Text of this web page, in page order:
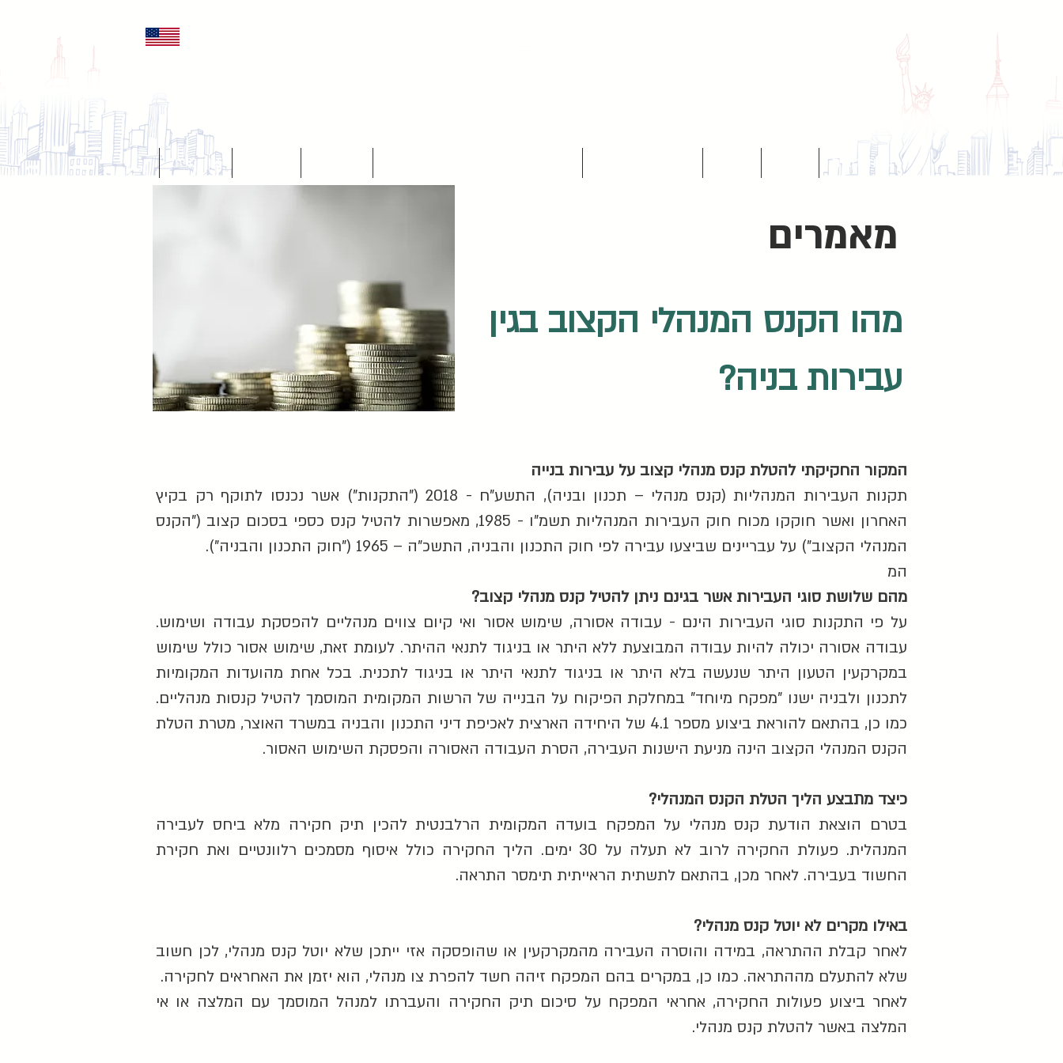
עמוד הבית צור קשר
מאמרים
מהו הקנס המנהלי הקצוב בגין
עבירות בניה?
המקור החקיקתי להטלת קנס מנהלי קצוב על עבירות בנייה
תקנות העבירות המנהליות (קנס מנהלי – תכנון ובניה), התשע"ח - 2018 ("התקנות") אשר נכנסו לתוקף רק בקיץ
האחרון ואשר חוקקו מכוח חוק העבירות המנהליות תשמ"ו - 1985, מאפשרות להטיל קנס כספי בסכום קצוב ("הקנס
המנהלי הקצוב") על עבריינים שביצעו עבירה לפי חוק התכנון והבניה, התשכ"ה – 1965 ("חוק התכנון והבניה").
המ
מהם שלושת סוגי העבירות אשר בגינם ניתן להטיל קנס מנהלי קצוב?
על פי התקנות סוגי העבירות הינם - עבודה אסורה, שימוש אסור ואי קיום צווים מנהליים להפסקת עבודה ושימוש.
עבודה אסורה יכולה להיות עבודה המבוצעת ללא היתר או בניגוד לתנאי ההיתר. לעומת זאת, שימוש אסור כולל שימוש
במקרקעין הטעון היתר שנעשה בלא היתר או בניגוד לתנאי היתר או בניגוד לתכנית. בכל אחת מהועדות המקומיות
לתכנון ולבניה ישנו "מפקח מיוחד" במחלקת הפיקוח על הבנייה של הרשות המקומית המוסמך להטיל קנסות מנהליים.
כמו כן, בהתאם להוראת ביצוע מספר 4.1 של היחידה הארצית לאכיפת דיני התכנון והבניה במשרד האוצר, מטרת הטלת
הקנס המנהלי הקצוב הינה מניעת הישנות העבירה, הסרת העבודה האסורה והפסקת השימוש האסור.
כיצד מתבצע הליך הטלת הקנס המנהלי?
בטרם הוצאת הודעת קנס מנהלי על המפקח בועדה המקומית הרלבנטית להכין תיק חקירה מלא ביחס לעבירה
המנהלית. פעולת החקירה לרוב לא תעלה על 30 ימים. הליך החקירה כולל איסוף מסמכים רלוונטיים ואת חקירת
החשוד בעבירה. לאחר מכן, בהתאם לתשתית הראייתית תימסר התראה.
באילו מקרים לא יוטל קנס מנהלי?
לאחר קבלת ההתראה, במידה והוסרה העבירה מהמקרקעין או שהופסקה אזי ייתכן שלא יוטל קנס מנהלי, לכן חשוב
שלא להתעלם מההתראה. כמו כן, במקרים בהם המפקח זיהה חשד להפרת צו מנהלי, הוא יזמן את האחראים לחקירה.
לאחר ביצוע פעולות החקירה, אחראי המפקח על סיכום תיק החקירה והעברתו למנהל המוסמך עם המלצה או אי
המלצה באשר להטלת קנס מנהלי.